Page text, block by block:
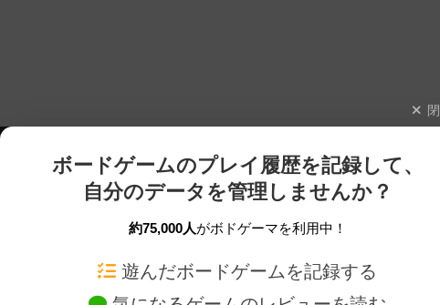
ボードゲームのプレイ履歴を記録して、
自分のデータを管理しませんか？
約75,000人がボドゲーマを利用中！
遊んだボードゲームを記録する